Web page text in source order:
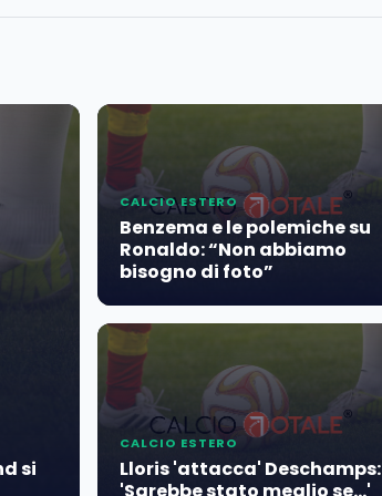
si
CALCIO ESTERO
Benzema e le polemiche su
Ronaldo: “Non abbiamo
bisogno di foto”
CALCIO ESTERO
Lloris 'attacca' Deschamps:
'Sarebbe stato meglio se...'